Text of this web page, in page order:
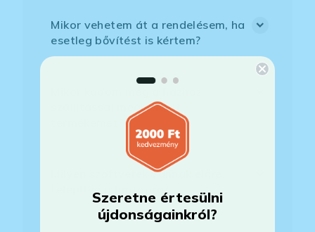
Mikor vehetem át a rendelésem, ha
esetleg bővítést is kértem?
szállítással megrendelt
Milyen szoftverek vannak előre
Szeretne értesülni
újdonságainkról?